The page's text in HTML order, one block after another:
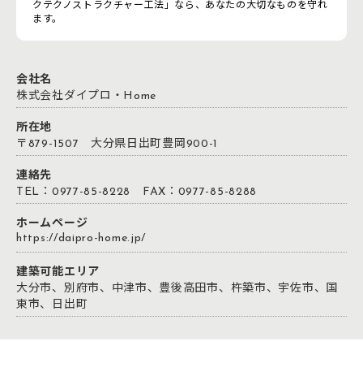
クテクノストラクチャー工法」なら、あなたの大切なものを守れ
ます。
会社名
株式会社ダイプロ・Home
所在地
〒879-1507 大分県日出町豊岡900-1
連絡先
TEL：0977-85-8228 FAX：0977-85-8288
ホームページ
https://daipro-home.jp/
建築可能エリア
大分市、別府市、中津市、豊後高田市、杵築市、宇佐市、国
東市、日出町